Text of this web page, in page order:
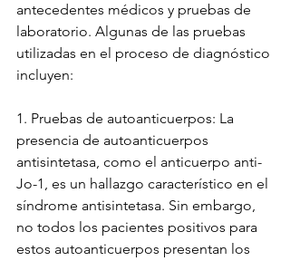
antecedentes médicos y pruebas de
laboratorio. Algunas de las pruebas
utilizadas en el proceso de diagnóstico
incluyen:
1. Pruebas de autoanticuerpos: La
presencia de autoanticuerpos
antisintetasa, como el anticuerpo anti-
Jo-1, es un hallazgo característico en el
síndrome antisintetasa. Sin embargo,
no todos los pacientes positivos para
estos autoanticuerpos presentan los